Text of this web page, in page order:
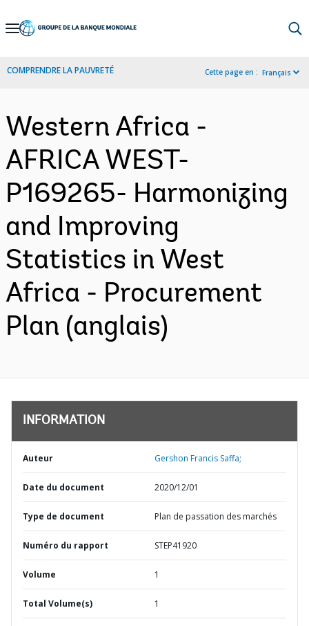
Skip
Navigation
COMPRENDRE LA PAUVRETÉ Cette page en : Français
Western Africa -
AFRICA WEST-
P169265- Harmonizing
and Improving
Statistics in West
Africa - Procurement
Plan (anglais)
INFORMATION
Auteur Gershon Francis Saffa;
Date du document 2020/12/01
Type de document Plan de passation des marchés
Numéro du rapport STEP41920
Volume 1
Total Volume(s) 1